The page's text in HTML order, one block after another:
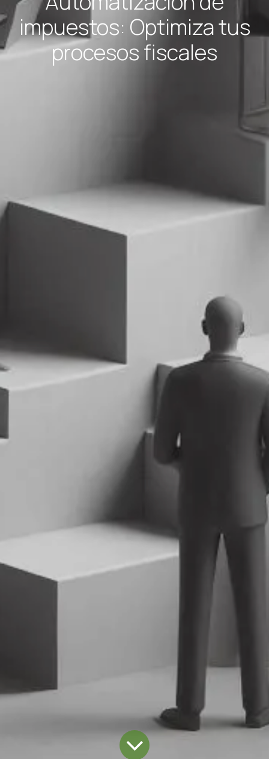
impuestos: Optimiza tus
procesos fiscales